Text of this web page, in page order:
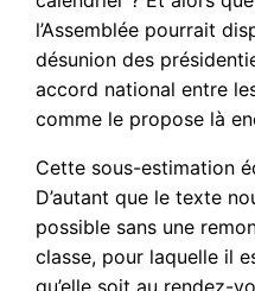
l’Assemblée pourrait
désunion des
accord national entre
comme le propose là
Cette sous-estimation
D’autant que le texte
possible sans une
classe, pour laquelle il